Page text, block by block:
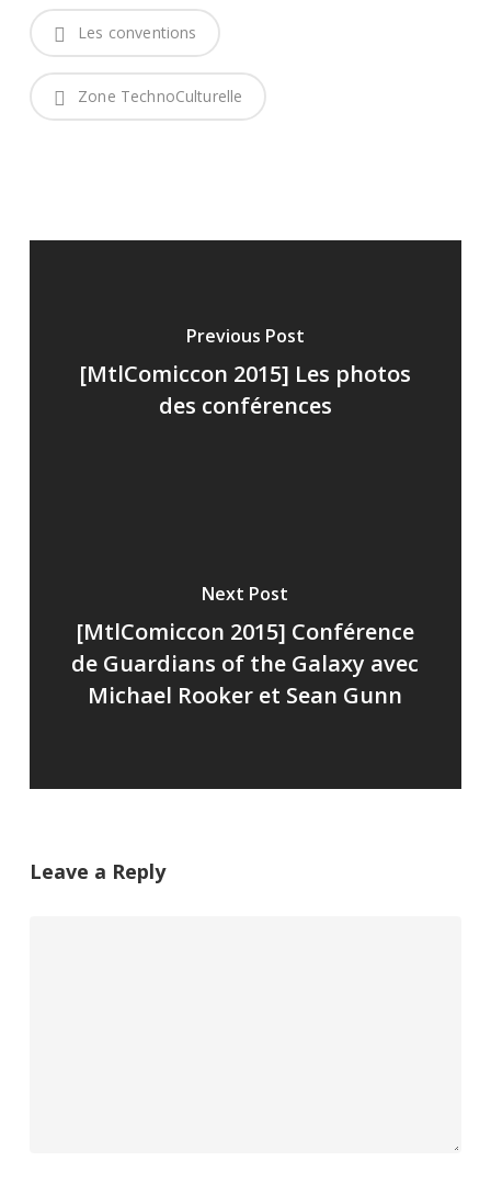
Les conventions
Zone TechnoCulturelle
Previous Post
[MtlComiccon 2015] Les photos
des conférences
Next Post
[MtlComiccon 2015] Conférence
de Guardians of the Galaxy avec
Michael Rooker et Sean Gunn
Leave a Reply